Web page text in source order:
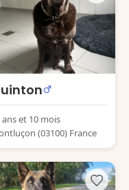
ans et 10 mois
(03100) France